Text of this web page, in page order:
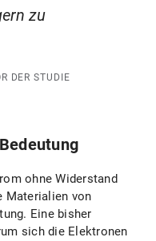
zu
DER STUDIE
ohne Widerstand
Materialien von
Eine bisher
sich die Elektronen